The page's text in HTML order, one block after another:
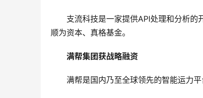
支流科技是一家提供API处理和分析的
顺为资本、真格基金。
满帮集团获战略融资
满帮是国内乃至全球领先的智能运力